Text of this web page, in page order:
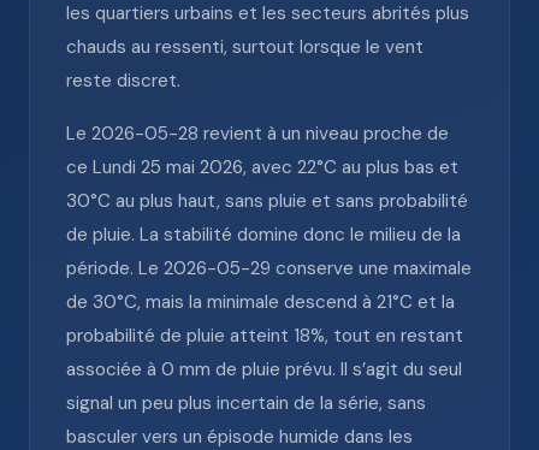
les quartiers urbains et les secteurs abrités plus
chauds au ressenti, surtout lorsque le vent
reste discret.
Le 2026-05-28 revient à un niveau proche de
ce Lundi 25 mai 2026, avec 22°C au plus bas et
30°C au plus haut, sans pluie et sans probabilité
de pluie. La stabilité domine donc le milieu de la
période. Le 2026-05-29 conserve une maximale
de 30°C, mais la minimale descend à 21°C et la
probabilité de pluie atteint 18%, tout en restant
associée à 0 mm de pluie prévu. Il s’agit du seul
signal un peu plus incertain de la série, sans
basculer vers un épisode humide dans les